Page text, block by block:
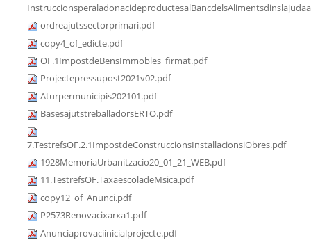
ordreajutssectorprimari.pdf
copy4_of_edicte.pdf
OF.1ImpostdeBensImmobles_firmat.pdf
Projectepressupost2021v02.pdf
Aturpermunicipis202101.pdf
BasesajutstreballadorsERTO.pdf
7.TestrefsOF.2.1ImpostdeConstruccionsInstallacionsiObres.pdf
1928MemoriaUrbanitzacio20_01_21_WEB.pdf
11.TestrefsOF.TaxaescoladeMsica.pdf
copy12_of_Anunci.pdf
P2573Renovacixarxa1.pdf
Anunciaprovaciinicialprojecte.pdf